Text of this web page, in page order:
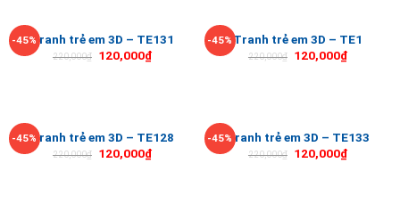
-45%Tranh trẻ em 3D – TE131
220,000₫ 120,000₫
-45% Tranh trẻ em 3D – TE1
220,000₫ 120,000₫
-45%Tranh trẻ em 3D – TE128
220,000₫ 120,000₫
-45%Tranh trẻ em 3D – TE133
220,000₫ 120,000₫